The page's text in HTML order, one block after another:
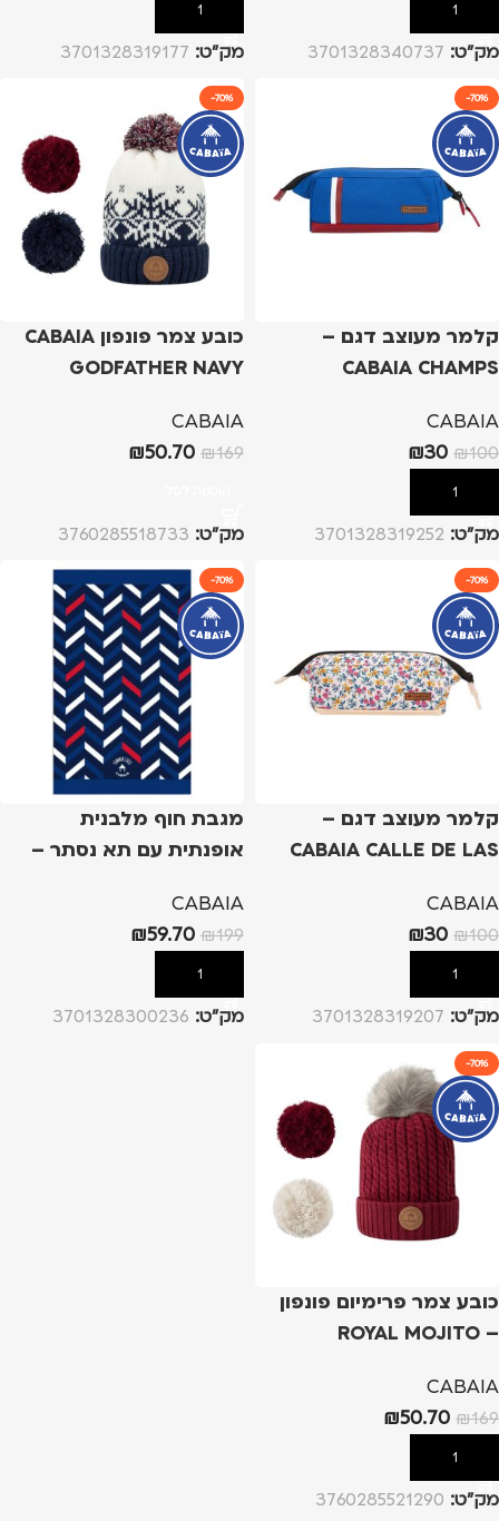
הוספה לסל
מק”ט: 3701328340737
הוספה לסל
מק”ט: 3701328319177
-70%
קלמר מעוצב דגם –
CABAIA CHAMPS
CABAIA
₪100
₪30
הוספה לסל
מק”ט: 3701328319252
-70%
כובע צמר פונפון CABAIA
GODFATHER NAVY
CABAIA
₪169
₪50.70
מק”ט: 3760285518733
-70%
קלמר מעוצב דגם –
CABAIA CALLE DE LAS
CABAIA
₪100
₪30
הוספה לסל
מק”ט: 3701328319207
-70%
מגבת חוף מלבנית
אופנתית עם תא נסתר –
CABAIA
₪199
₪59.70
הוספה לסל
מק”ט: 3701328300236
-70%
כובע צמר פרימיום פונפון
ROYAL MOJITO –
CABAIA
₪169
₪50.70
הוספה לסל
מק”ט: 3760285521290